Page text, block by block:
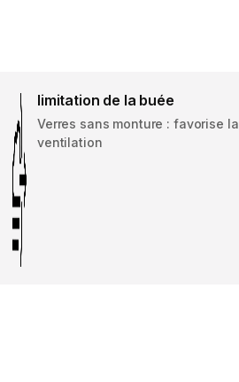
limitation de la buée
Verres sans monture : favorise la
ventilation